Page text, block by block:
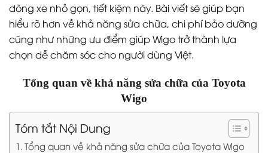
dòng xe nhỏ gọn, tiết kiệm này. Bài viết sẽ giúp bạn
hiểu rõ hơn về khả năng sửa chữa, chi phí bảo dưỡng
cũng như những ưu điểm giúp Wigo trở thành lựa
chọn dễ chăm sóc cho người dùng Việt.
Tổng quan về khả năng sửa chữa của Toyota
Wigo
Tóm tắt Nội Dung
Tổng quan về khả năng sửa chữa của Toyota Wigo